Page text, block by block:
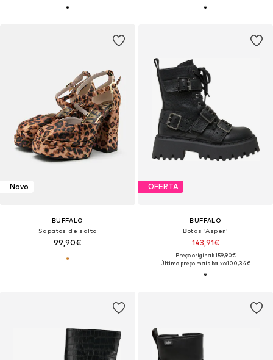
Novo
BUFFALO
Sapatos de salto
99,90€
OFERTA
BUFFALO
Botas 'Aspen'
143,91€
Preço original: 159,90€
Último preço mais baixo:100,34€